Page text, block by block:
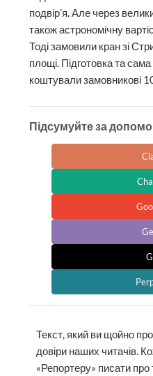
подвір’я. Але через
також астрономічну
Тоді замовили кран зі
площі. Підготовка та сама
коштували замовникові
Підсумуйте за
Текст, який ви щойно
довіри наших читачів.
«Репортеру» писати